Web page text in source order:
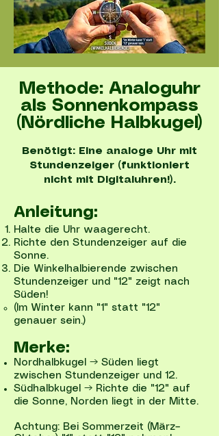
Methode: Analoguhr
als Sonnenkompass
(Nördliche Halbkugel)
Benötigt: Eine analoge Uhr mit
Stundenzeiger (funktioniert
nicht mit Digitaluhren!).
Anleitung:
Halte die Uhr waagerecht.
Richte den Stundenzeiger auf die
Sonne.
Die Winkelhalbierende zwischen
Stundenzeiger und "12" zeigt nach
Süden!
(Im Winter kann "1" statt "12"
genauer sein.)
Merke:
Nordhalbkugel → Süden liegt
zwischen Stundenzeiger und 12.
Südhalbkugel → Richte die "12" auf
die Sonne, Norden liegt in der Mitte.
Achtung: Bei Sommerzeit (März–